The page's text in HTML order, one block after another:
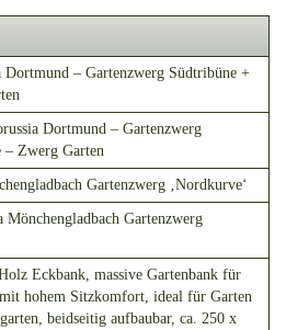
Dortmund – Gartenzwerg Südtribüne +
Dortmund – Gartenzwerg
– Zwerg Garten
Gartenzwerg ‚Nordkurve‘
Mönchengladbach Gartenzwerg
Eckbank, massive Gartenbank für
hohem Sitzkomfort, ideal für Garten
beidseitig aufbaubar, ca. 250 x